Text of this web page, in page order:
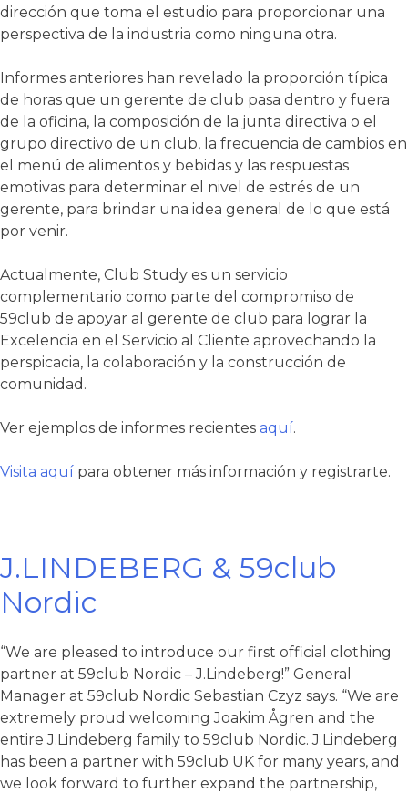
dirección que toma el estudio para proporcionar una
perspectiva de la industria como ninguna otra.
Informes anteriores han revelado la proporción típica
de horas que un gerente de club pasa dentro y fuera
de la oficina, la composición de la junta directiva o el
grupo directivo de un club, la frecuencia de cambios en
el menú de alimentos y bebidas y las respuestas
emotivas para determinar el nivel de estrés de un
gerente, para brindar una idea general de lo que está
por venir.
Actualmente, Club Study es un servicio
complementario como parte del compromiso de
59club de apoyar al gerente de club para lograr la
Excelencia en el Servicio al Cliente aprovechando la
perspicacia, la colaboración y la construcción de
comunidad.
Ver ejemplos de informes recientes aquí.
Visita aquí para obtener más información y registrarte.
J.LINDEBERG & 59club
Nordic
“We are pleased to introduce our first official clothing
partner at 59club Nordic – J.Lindeberg!” General
Manager at 59club Nordic Sebastian Czyz says. “We are
extremely proud welcoming Joakim Ågren and the
entire J.Lindeberg family to 59club Nordic. J.Lindeberg
has been a partner with 59club UK for many years, and
we look forward to further expand the partnership,